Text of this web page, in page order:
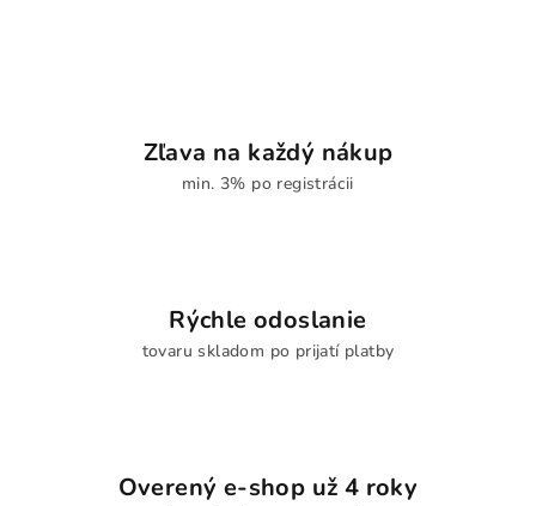
Zľava na každý nákup
min. 3% po registrácii
Rýchle odoslanie
tovaru skladom po prijatí platby
Overený e-shop už 4 roky